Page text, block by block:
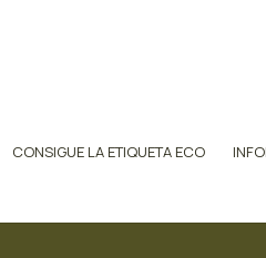
CONSIGUE LA ETIQUETA ECO